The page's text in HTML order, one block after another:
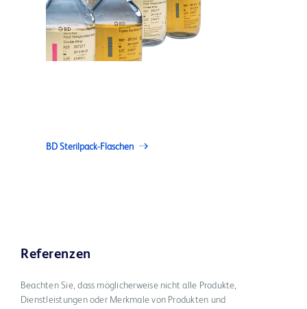
BD Sterilpack-Flaschen
Referenzen
Beachten Sie, dass möglicherweise nicht alle Produkte,
Dienstleistungen oder Merkmale von Produkten und